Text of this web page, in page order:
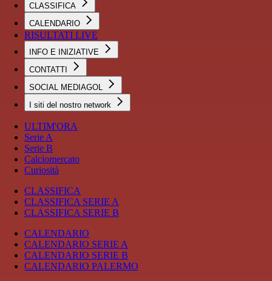
CLASSIFICA
CALENDARIO
RISULTATI LIVE
INFO E INIZIATIVE
CONTATTI
SOCIAL MEDIAGOL
I siti del nostro network
ULTIM'ORA
Serie A
Serie B
Calciomercato
Curiosità
CLASSIFICA
CLASSIFICA SERIE A
CLASSIFICA SERIE B
CALENDARIO
CALENDARIO SERIE A
CALENDARIO SERIE B
CALENDARIO PALERMO